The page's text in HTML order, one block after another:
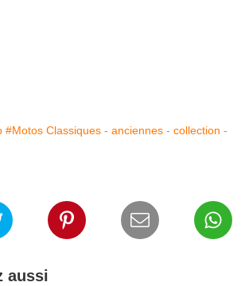
#Motos Classiques - anciennes - collection -
aussi